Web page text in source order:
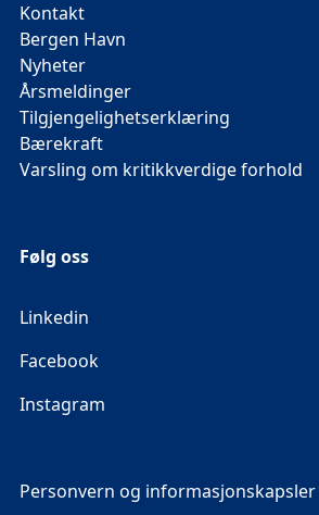
Kontakt
Bergen Havn
Nyheter
Årsmeldinger
Tilgjengelighetserklæring
Bærekraft
Varsling om kritikkverdige forhold
Følg oss
Linkedin
Facebook
Instagram
Personvern og informasjonskapsler